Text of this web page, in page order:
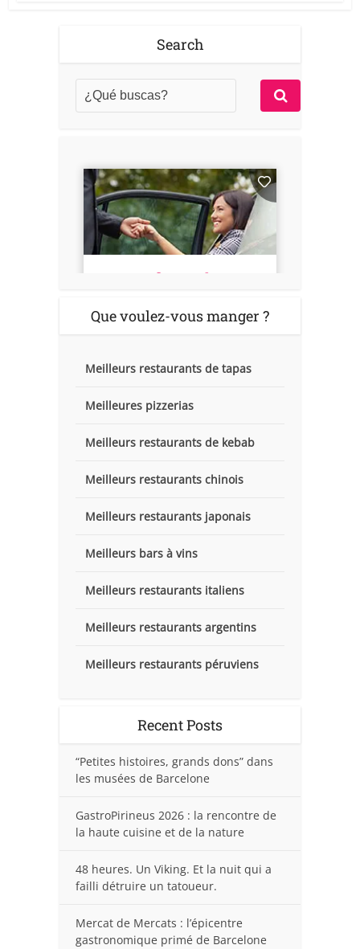
Search
Que voulez-vous manger ?
Meilleurs restaurants de tapas
Meilleures pizzerias
Meilleurs restaurants de kebab
Meilleurs restaurants chinois
Meilleurs restaurants japonais
Meilleurs bars à vins
Meilleurs restaurants italiens
Meilleurs restaurants argentins
Meilleurs restaurants péruviens
Recent Posts
“Petites histoires, grands dons” dans
les musées de Barcelone
GastroPirineus 2026 : la rencontre de
la haute cuisine et de la nature
48 heures. Un Viking. Et la nuit qui a
failli détruire un tatoueur.
Mercat de Mercats : l’épicentre
gastronomique primé de Barcelone